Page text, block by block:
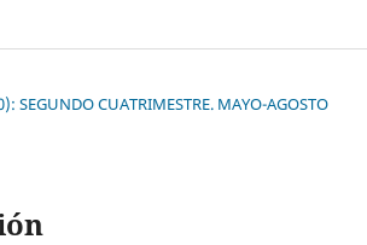
SEGUNDO CUATRIMESTRE. MAYO-AGOSTO